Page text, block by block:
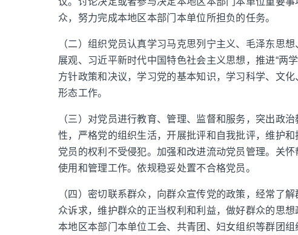
众，努力完成本地区本部门本单位所担负的任务。
（二）组织党员认真学习马克思列宁主义、毛泽东思
展观、习近平新时代中国特色社会主义思想，推进“两
方针政策和决议，学习党的基本知识，学习科学、文
形态工作。
（三）对党员进行教育、管理、监督和服务，突出政
性，严格党的组织生活，开展批评和自我批评，维护
党员的权利不受侵犯。加强和改进流动党员管理。关
使用和管理工作。依规稳妥处置不合格党员。
（四）密切联系群众，向群众宣传党的政策，经常了
众诉求，维护群众的正当权利和利益，做好群众的思
本地区本部门本单位工会、共青团、妇女组织等群团